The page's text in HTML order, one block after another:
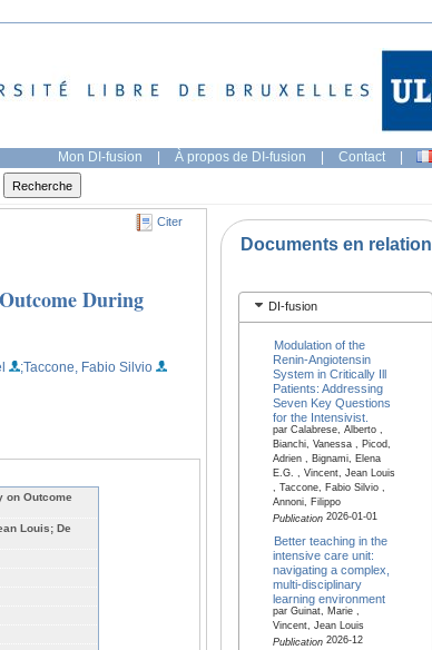
Mon DI-fusion | À propos de DI-fusion | Contact |
Citer
During
;Taccone, Fabio Silvio
on Outcome
Louis; De
Documents en relation
DI-fusion
Modulation of the
Renin-Angiotensin
System in Critically Ill
Patients: Addressing
Seven Key Questions
for the Intensivist.
par Calabrese, Alberto ,
Bianchi, Vanessa , Picod,
Adrien , Bignami, Elena
E.G. , Vincent, Jean Louis
, Taccone, Fabio Silvio ,
Annoni, Filippo
Publication2026-01-01
Better teaching in the
intensive care unit:
navigating a complex,
multi-disciplinary
learning environment
par Guinat, Marie ,
Vincent, Jean Louis
Publication2026-12